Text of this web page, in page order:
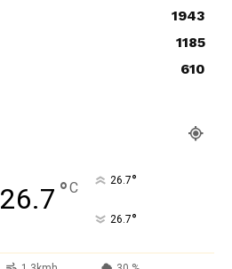
1943
1185
610
26.7 °C 26.7°
26.7°